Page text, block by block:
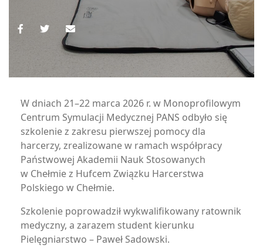
W dniach 21–22 marca 2026 r. w Monoprofilowym
Centrum Symulacji Medycznej PANS odbyło się
szkolenie z zakresu pierwszej pomocy dla
harcerzy, zrealizowane w ramach współpracy
Państwowej Akademii Nauk Stosowanych
w Chełmie z Hufcem Związku Harcerstwa
Polskiego w Chełmie.
Szkolenie poprowadził wykwalifikowany ratownik
medyczny, a zarazem student kierunku
Pielęgniarstwo – Paweł Sadowski.